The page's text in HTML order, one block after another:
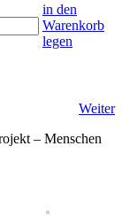
in den
Warenkorb
legen
Weiter
– Menschen